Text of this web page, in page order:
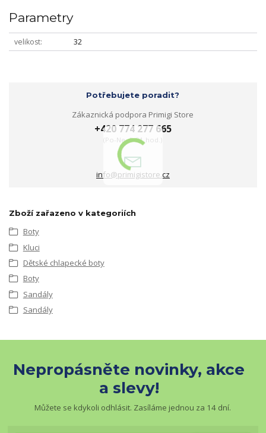
Parametry
velikost 32
Potřebujete poradit?
Zákaznická podpora Primigi Store
+420 774 277 665
(Po-Ne, 9-21 hod.)
info@primigistore.cz
Zboží zařazeno v kategoriích
Boty
Kluci
Dětské chlapecké boty
Boty
Sandály
Sandály
Nepropásněte novinky, akce
a slevy!
Můžete se kdykoli odhlásit. Zasíláme jednou za 14 dní.